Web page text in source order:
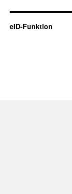
eID-Funktion